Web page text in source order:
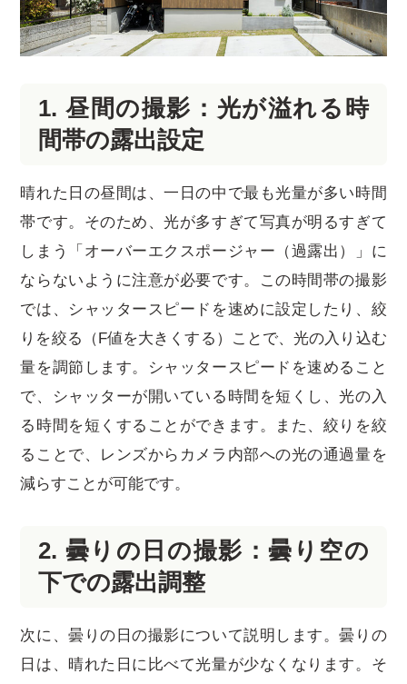
1. 昼間の撮影：光が溢れる時
間帯の露出設定
晴れた日の昼間は、一日の中で最も光量が多い時間
帯です。そのため、光が多すぎて写真が明るすぎて
しまう「オーバーエクスポージャー（過露出）」に
ならないように注意が必要です。この時間帯の撮影
では、シャッタースピードを速めに設定したり、絞
りを絞る（F値を大きくする）ことで、光の入り込む
量を調節します。シャッタースピードを速めること
で、シャッターが開いている時間を短くし、光の入
る時間を短くすることができます。また、絞りを絞
ることで、レンズからカメラ内部への光の通過量を
減らすことが可能です。
2. 曇りの日の撮影：曇り空の
下での露出調整
次に、曇りの日の撮影について説明します。曇りの
日は、晴れた日に比べて光量が少なくなります。そ